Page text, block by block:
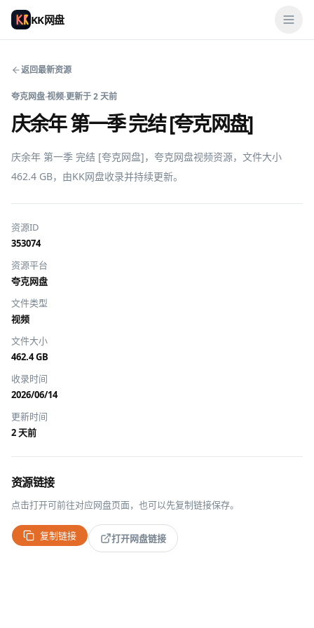
KK网盘
返回最新资源
夸克网盘·视频·更新于2 天前
庆余年 第一季 完结 [夸克网盘]
庆余年 第一季 完结 [夸克网盘]，夸克网盘视频资源，文件大小
462.4 GB，由KK网盘收录并持续更新。
资源ID
353074
资源平台
夸克网盘
文件类型
视频
文件大小
462.4 GB
收录时间
2026/06/14
更新时间
2 天前
资源链接
点击打开可前往对应网盘页面，也可以先复制链接保存。
复制链接 打开网盘链接